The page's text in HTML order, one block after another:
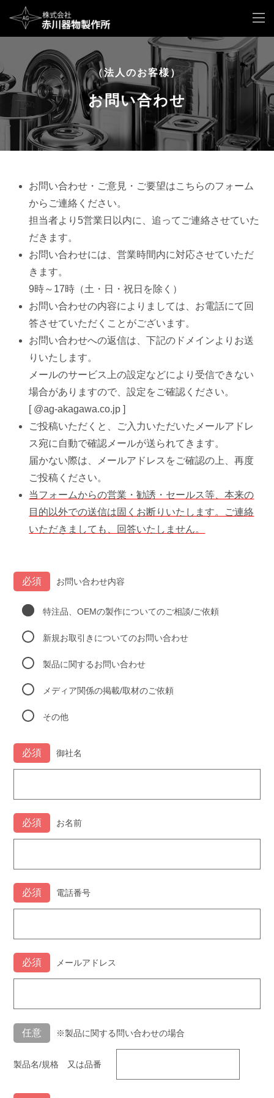
（法人のお客様）
お問い合わせ
お問い合わせ・ご意見・ご要望はこちらのフォーム
からご連絡ください。
担当者より5営業日以内に、追ってご連絡させていた
だきます。
お問い合わせには、営業時間内に対応させていただ
きます。
9時～17時（土・日・祝日を除く）
お問い合わせの内容によりましては、お電話にて回
答させていただくことがございます。
お問い合わせへの返信は、下記のドメインよりお送
りいたします。
メールのサービス上の設定などにより受信できない
場合がありますので、設定をご確認ください。
[ @ag-akagawa.co.jp ]
ご投稿いただくと、ご入力いただいたメールアドレ
ス宛に自動で確認メールが送られてきます。
届かない際は、メールアドレスをご確認の上、再度
ご投稿ください。
当フォームからの営業・勧誘・セールス等、本来の
目的以外での送信は固くお断りいたします。ご連絡
いただきましても、回答いたしません。
お問い合わせ内容
特注品、OEMの製作についてのご相談/ご依頼
新規お取引きについてのお問い合わせ
製品に関するお問い合わせ
メディア関係の掲載/取材のご依頼
その他
御社名
お名前
電話番号
メールアドレス
※製品に関する問い合わせの場合
製品名/規格 又は品番